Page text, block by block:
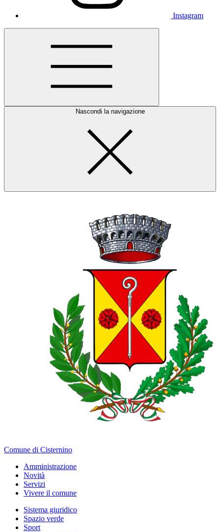
Instagram
Nascondi la navigazione
Comune di Cisternino
Amministrazione
Novità
Servizi
Vivere il comune
Sistema giuridico
Spazio verde
Sport